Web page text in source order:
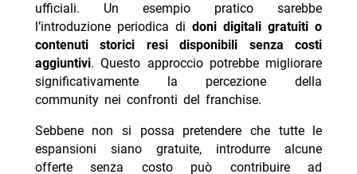
ufficiali. Un esempio pratico sarebbe
l’introduzione periodica di doni digitali gratuiti o
contenuti storici resi disponibili senza costi
aggiuntivi. Questo approccio potrebbe migliorare
significativamente la percezione della
community nei confronti del franchise.
Sebbene non si possa pretendere che tutte le
espansioni siano gratuite, introdurre alcune
offerte senza costo può contribuire ad